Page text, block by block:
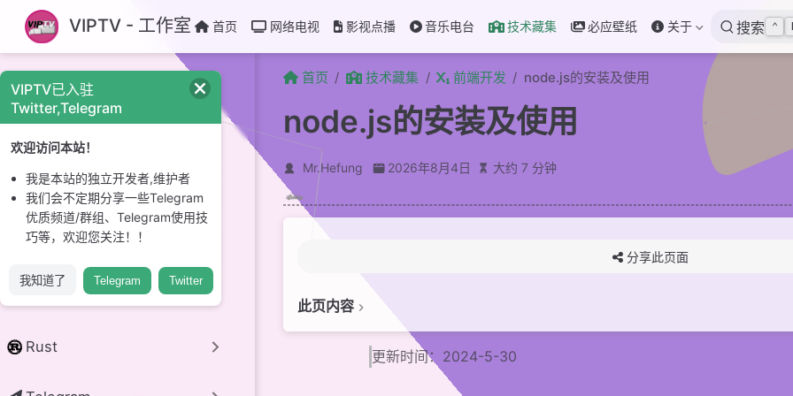
跳至主要內容VIPTV - 工作室 首页 网络电视 影视点播 音乐电台 技术藏集 必应壁纸 关于 搜索 ⌃
CI/CD
GitHub
Linux 系统
开源项目
Rust
首页 技术藏集 前端开发 node.js的安装及使用
node.js的安装及使用
Mr.Hefung 2026年8月4日 大约 7 分钟
分享此页面
此页内容
简介
更新时间：2024-5-30
VIPTV已入驻
Twitter,Telegram
欢迎访问本站！
我是本站的独立开发者,维护者
我们会不定期分享一些Telegram
优质频道/群组、Telegram使用技
巧等，欢迎您关注！！
我知道了 Telegram Twitter